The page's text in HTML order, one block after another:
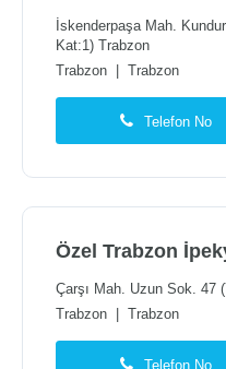
İskenderpaşa Mah.
Kat:1) Trabzon
Trabzon
Trabzon
Telefon No
Çarşı Mah. Uzun Sok. 47
Trabzon
Trabzon
Telefon No